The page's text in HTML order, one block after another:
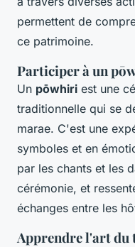
permettent de
ce patrimoine.
Participer à un
Un pōwhiri est une
traditionnelle qui se
marae. C'est une
symboles et en
par les chants et les
cérémonie, et
échanges entre les
Apprendre l'art du